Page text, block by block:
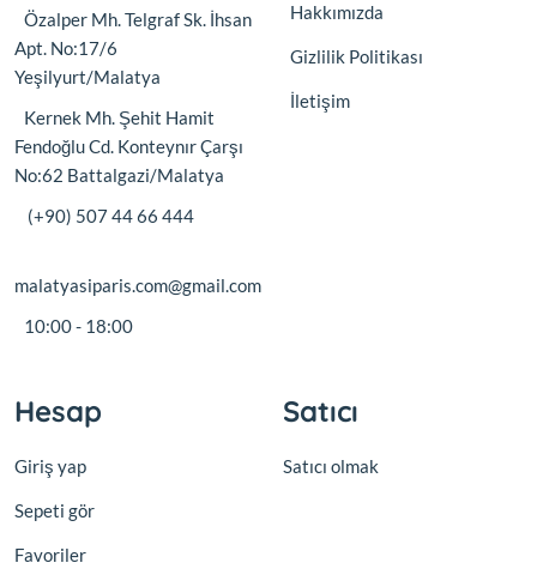
Özalper Mh. Telgraf Sk. İhsan
Apt. No:17/6
Yeşilyurt/Malatya
Kernek Mh. Şehit Hamit
Fendoğlu Cd. Konteynır Çarşı
No:62 Battalgazi/Malatya
(+90) 507 44 66 444
malatyasiparis.com@gmail.com
10:00 - 18:00
Hakkımızda
Gizlilik Politikası
İletişim
Hesap
Giriş yap
Sepeti gör
Favoriler
Satıcı
Satıcı olmak